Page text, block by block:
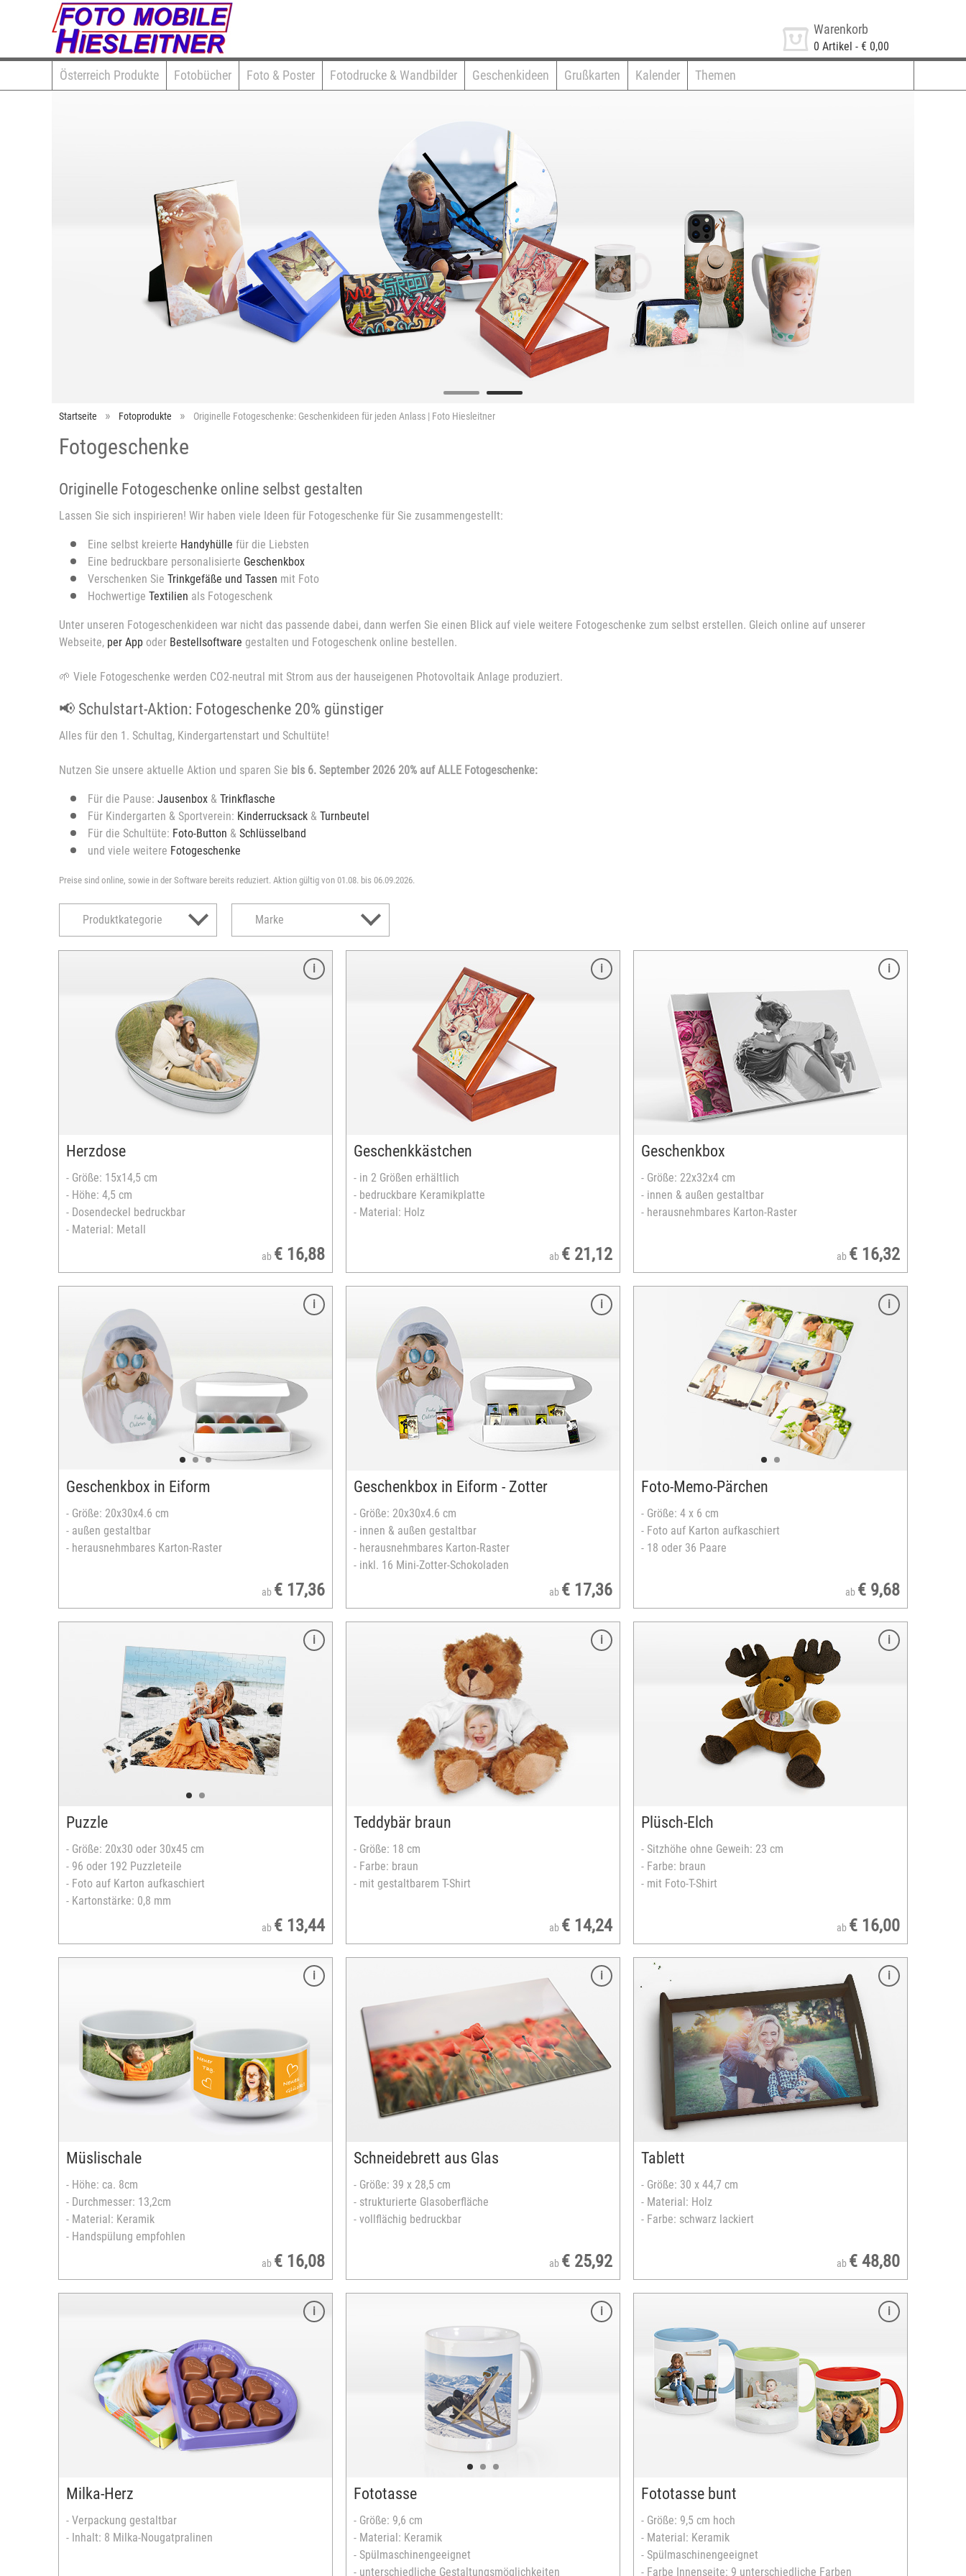
Warenkorb
0 Artikel - € 0,00
Österreich Produkte Fotobücher Foto & Poster Fotodrucke & Wandbilder Geschenkideen Grußkarten Kalender Themen
Startseite Fotoprodukte Originelle Fotogeschenke: Geschenkideen für jeden Anlass | Foto Hiesleitner
Fotogeschenke
Originelle Fotogeschenke online selbst gestalten
Lassen Sie sich inspirieren! Wir haben viele Ideen für Fotogeschenke für Sie zusammengestellt:
Eine selbst kreierte Handyhülle für die Liebsten
Eine bedruckbare personalisierte Geschenkbox
Verschenken Sie Trinkgefäße und Tassen mit Foto
Hochwertige Textilien als Fotogeschenk
Unter unseren Fotogeschenkideen war nicht das passende dabei, dann werfen Sie einen Blick auf viele weitere Fotogeschenke zum selbst erstellen. Gleich online auf unserer
Webseite, per App oder Bestellsoftware gestalten und Fotogeschenk online bestellen.
🌱 Viele Fotogeschenke werden CO2-neutral mit Strom aus der hauseigenen Photovoltaik Anlage produziert.
📢 Schulstart-Aktion: Fotogeschenke 20% günstiger
Alles für den 1. Schultag, Kindergartenstart und Schultüte!
Nutzen Sie unsere aktuelle Aktion und sparen Sie bis 6. September 2026 20% auf ALLE Fotogeschenke:
Für die Pause: Jausenbox & Trinkflasche
Für Kindergarten & Sportverein: Kinderrucksack & Turnbeutel
Für die Schultüte: Foto-Button & Schlüsselband
und viele weitere Fotogeschenke
Preise sind online, sowie in der Software bereits reduziert. Aktion gültig von 01.08. bis 06.09.2026.
Produktkategorie Marke
Herzdose
- Größe: 15x14,5 cm
- Höhe: 4,5 cm
- Dosendeckel bedruckbar
- Material: Metall
ab € 16,88
Geschenkkästchen
- in 2 Größen erhältlich
- bedruckbare Keramikplatte
- Material: Holz
ab € 21,12
Größen: 13x13 oder 18x18 cm
bedruckbare Keramikplatte
Material: Holz
Farbe: nuss
bedruckbare Fläche: 11x11 oder 15x15 cm
versandfertig in 2-5 Tagen
Geschenkbox
- Größe: 22x32x4 cm
- innen & außen gestaltbar
- herausnehmbares Karton-Raster
ab € 16,32
Größe: 22x32x4 cm
Box & Schiebhülle gestaltbar
herausnehmbares Karton-Raster
Raster: 20 Fächer
Material: Karton
versandfertig in 2-5 Tagen
Geschenkbox in Eiform
- Größe: 20x30x4.6 cm
- außen gestaltbar
- herausnehmbares Karton-Raster
ab € 17,36
Geschenkbox in Eiform - Zotter
- Größe: 20x30x4.6 cm
- innen & außen gestaltbar
- herausnehmbares Karton-Raster
- inkl. 16 Mini-Zotter-Schokoladen
ab € 17,36
Größe: 20x30x4.6 cm
Oberteil gestaltbar
herausnehmbares Karton-Raster
Raster: 8 Fächer
Material: Karton
inkl. 16 Mini-Zotter-Schokoladen
vegan oder Milch-Schokolade
versandfertig in 2-5 Tagen
Foto-Memo-Pärchen
- Größe: 4 x 6 cm
- Foto auf Karton aufkaschiert
- 18 oder 36 Paare
ab € 9,68
Merkmale
Größe: 4 x 6 cm
Foto auf Karton aufkaschiert
18 oder 36 Paare
versandfertig in 2-5 Tagen
Puzzle
- Größe: 20x30 oder 30x45 cm
- 96 oder 192 Puzzleteile
- Foto auf Karton aufkaschiert
- Kartonstärke: 0,8 mm
ab € 13,44
Teddybär braun
- Größe: 18 cm
- Farbe: braun
- mit gestaltbarem T-Shirt
ab € 14,24
Größe: 18 cm
Farbe: braun
mit gestaltbarem T-Shirt
bedruckbare Fläche: max. 3 x 4,5 cm
versandfertig in 2-5 Tagen
Plüsch-Elch
- Sitzhöhe ohne Geweih: 23 cm
- Farbe: braun
- mit Foto-T-Shirt
ab € 16,00
Sitzhöhe ohne Geweih: 23 cm
Farbe: braun
mit Foto-T-Shirt
bedruckbare Fläche: max. 3 x 4,5 cm
versandfertig in 2-5 Tagen
Müslischale
- Höhe: ca. 8cm
- Durchmesser: 13,2cm
- Material: Keramik
- Handspülung empfohlen
ab € 16,08
Schneidebrett aus Glas
- Größe: 39 x 28,5 cm
- strukturierte Glasoberfläche
- vollflächig bedruckbar
ab € 25,92
strukturierte Glasoberfläche
Ecken leicht abgerundet
Rückseite weiß beschichtet
mit vier selbstklebenden Gummifüße
vollflächig bedruckbar
versandfertig in 2-5 Tagen
Tablett
- Größe: 30 x 44,7 cm
- Material: Holz
- Farbe: schwarz lackiert
ab € 48,80
Größe: 30 x 44,7 cm
Farbe: schwarz lackiert
vollflächig bedruckbar
Fotodruck wischfest
versandfertig in 2-5 Tagen
Milka-Herz
- Verpackung gestaltbar
- Inhalt: 8 Milka-Nougatpralinen
Fototasse
- Größe: 9,6 cm
- Material: Keramik
- Spülmaschinengeeignet
- unterschiedliche Gestaltungsmöglichkeiten
Durchmesser: 8 cm
Material: Keramik
Spülmaschinengeeignet
Fassungsvermögen: 330 ml
unterschiedliche Gestaltungsmöglichkeiten
Fototasse mit 1 Bild
Twin-Tassen (2 Tassen mit gleichem Bild)
- Bedruckbare Fläche quer: max. 7 x 8 cm
- Bedruckbare Fläche hoch: max. 7 x 4,5 cm
Fototasse Panorama (wahlweise 2 Bilder)
Fototasse bunt
- Größe: 9,5 cm hoch
- Material: Keramik
- Spülmaschinengeeignet
- Farbe Innenseite: 9 unterschiedliche Farben
Größe: 9,5 cm hoch
Durchmesser: 8,3 cm
Material: Keramik
Spülmaschinengeeignet
Fassungsvermögen: 330 ml
Bedruckbare Fläche quer: Max. 7 x 8 cm
Bedruckbare Fläche hoch: Max. 7 x 4,5 cm
Farbe der Innenseite: blau, orange, bordeaux,
schwarz
versandfertig in 2-5 Tagen